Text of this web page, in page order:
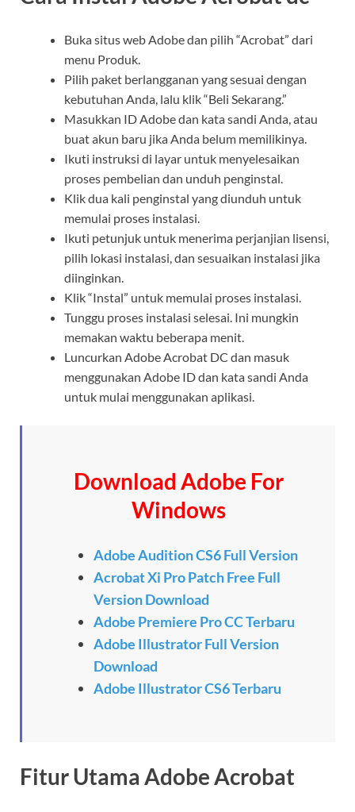
Buka situs web Adobe dan pilih “Acrobat” dari
menu Produk.
Pilih paket berlangganan yang sesuai dengan
kebutuhan Anda, lalu klik “Beli Sekarang.”
Masukkan ID Adobe dan kata sandi Anda, atau
buat akun baru jika Anda belum memilikinya.
Ikuti instruksi di layar untuk menyelesaikan
proses pembelian dan unduh penginstal.
Klik dua kali penginstal yang diunduh untuk
memulai proses instalasi.
Ikuti petunjuk untuk menerima perjanjian lisensi,
pilih lokasi instalasi, dan sesuaikan instalasi jika
diinginkan.
Klik “Instal” untuk memulai proses instalasi.
Tunggu proses instalasi selesai. Ini mungkin
memakan waktu beberapa menit.
Luncurkan Adobe Acrobat DC dan masuk
menggunakan Adobe ID dan kata sandi Anda
untuk mulai menggunakan aplikasi.
Download Adobe For
Windows
Adobe Audition CS6 Full Version
Acrobat Xi Pro Patch Free Full
Version Download
Adobe Premiere Pro CC Terbaru
Adobe Illustrator Full Version
Download
Adobe Illustrator CS6 Terbaru
Fitur Utama Adobe Acrobat